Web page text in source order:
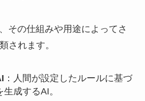
その仕組みや用途によってさ
されます。
：人間が設定したルールに基づ
成するAI。